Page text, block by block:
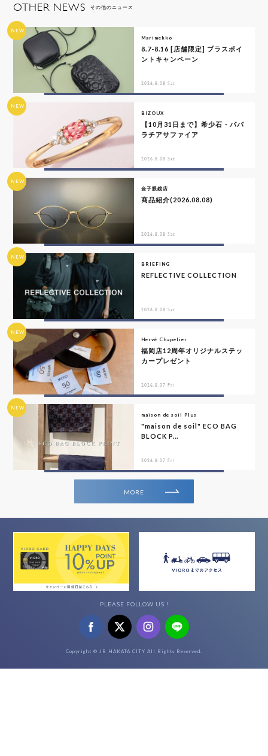
OTHER NEWS その他のニュース
NEW
Marimekko
8.7-8.16 [店舗限定] プラスポイ
ントキャンペーン
2026.8.08 Sat
NEW
BIZOUX
【10月31日まで】希少石・パパ
ラチアサファイア
2026.8.08 Sat
NEW
金子眼鏡店
商品紹介(2026.08.08)
2026.8.08 Sat
NEW
BRIEFING
REFLECTIVE COLLECTION
2026.8.08 Sat
NEW
Hervé Chapelier
福岡店12周年オリジナルステッ
カープレゼント
2026.8.07 Fri
NEW
maison de soil Plus
"maison de soil" ECO BAG
BLOCK P...
2026.8.07 Fri
MORE
PLEASE FOLLOW US !
Copyright © JR HAKATA CITY All Rights Reserved.